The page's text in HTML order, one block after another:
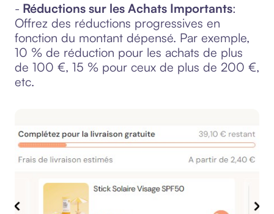
- Réductions sur les Achats Importants:
Offrez des réductions progressives en
fonction du montant dépensé. Par exemple,
10 % de réduction pour les achats de plus
de 100 €, 15 % pour ceux de plus de 200 €,
etc.